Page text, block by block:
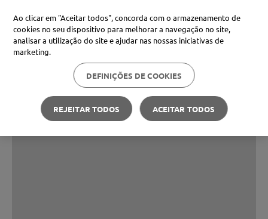
Ao clicar em "Aceitar todos", concorda com o armazenamento de
cookies no seu dispositivo para melhorar a navegação no site,
analisar a utilização do site e ajudar nas nossas iniciativas de
marketing.
DEFINIÇÕES DE COOKIES
REJEITAR TODOS ACEITAR TODOS